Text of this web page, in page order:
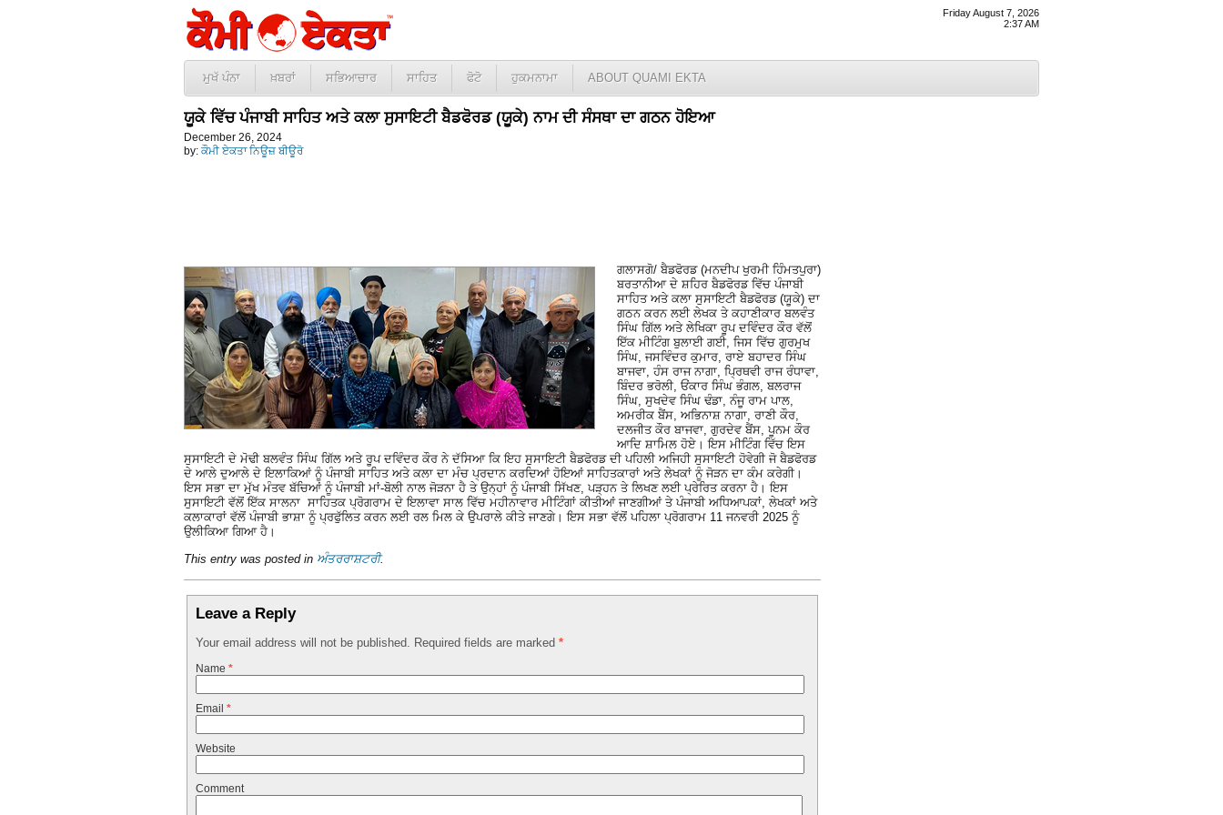
Friday August 7, 2026
2:37 AM
ਮੁਖੱ ਪੰਨਾ ਖ਼ਬਰਾਂ ਸਭਿਆਚਾਰ ਸਾਹਿਤ ਫੋਟੋ ਹੁਕਮਨਾਮਾ ABOUT QUAMI EKTA
ਯੂਕੇ ਵਿੱਚ ਪੰਜਾਬੀ ਸਾਹਿਤ ਅਤੇ ਕਲਾ ਸੁਸਾਇਟੀ ਬੈਡਫੋਰਡ (ਯੂਕੇ) ਨਾਮ ਦੀ ਸੰਸਥਾ ਦਾ ਗਠਨ ਹੋਇਆ
December 26, 2024
by: ਕੌਮੀ ਏਕਤਾ ਨਿਊਜ਼ ਬੀਊਰੋ
ਗਲਾਸਗੋ/ ਬੈਡਫੋਰਡ (ਮਨਦੀਪ ਖੁਰਮੀ ਹਿੰਮਤਪੁਰਾ)
ਬਰਤਾਨੀਆ ਦੇ ਸ਼ਹਿਰ ਬੈਡਫੋਰਡ ਵਿੱਚ ਪੰਜਾਬੀ
ਸਾਹਿਤ ਅਤੇ ਕਲਾ ਸੁਸਾਇਟੀ ਬੈਡਫੋਰਡ (ਯੂਕੇ) ਦਾ
ਗਠਨ ਕਰਨ ਲਈ ਲੇਖਕ ਤੇ ਕਹਾਣੀਕਾਰ ਬਲਵੰਤ
ਸਿੰਘ ਗਿੱਲ ਅਤੇ ਲੇਖਿਕਾ ਰੂਪ ਦਵਿੰਦਰ ਕੌਰ ਵੱਲੋਂ
ਇੱਕ ਮੀਟਿੰਗ ਬੁਲਾਈ ਗਈ, ਜਿਸ ਵਿੱਚ ਗੁਰਮੁਖ
ਸਿੰਘ, ਜਸਵਿੰਦਰ ਕੁਮਾਰ, ਰਾਏ ਬਹਾਦਰ ਸਿੰਘ
ਬਾਜਵਾ, ਹੰਸ ਰਾਜ ਨਾਗਾ, ਪ੍ਰਿਥਵੀ ਰਾਜ ਰੰਧਾਵਾ,
ਬਿੰਦਰ ਭਰੋਲੀ, ਓਂਕਾਰ ਸਿੰਘ ਭੰਗਲ, ਬਲਰਾਜ
ਸਿੰਘ, ਸੁਖਦੇਵ ਸਿੰਘ ਢੰਡਾ, ਨੰਜੂ ਰਾਮ ਪਾਲ,
ਅਮਰੀਕ ਬੈਂਸ, ਅਭਿਨਾਸ਼ ਨਾਗਾ, ਰਾਣੀ ਕੌਰ,
ਦਲਜੀਤ ਕੌਰ ਬਾਜਵਾ, ਗੁਰਦੇਵ ਬੈਂਸ, ਪੂਨਮ ਕੌਰ
ਆਦਿ ਸ਼ਾਮਿਲ ਹੋਏ। ਇਸ ਮੀਟਿੰਗ ਵਿੱਚ ਇਸ
ਸੁਸਾਇਟੀ ਦੇ ਮੋਢੀ ਬਲਵੰਤ ਸਿੰਘ ਗਿੱਲ ਅਤੇ ਰੂਪ ਦਵਿੰਦਰ ਕੌਰ ਨੇ ਦੱਸਿਆ ਕਿ ਇਹ ਸੁਸਾਇਟੀ ਬੈਡਫੋਰਡ ਦੀ ਪਹਿਲੀ ਅਜਿਹੀ ਸੁਸਾਇਟੀ ਹੋਵੇਗੀ ਜੋ ਬੈਡਫੋਰਡ
ਦੇ ਆਲੇ ਦੁਆਲੇ ਦੇ ਇਲਾਕਿਆਂ ਨੂੰ ਪੰਜਾਬੀ ਸਾਹਿਤ ਅਤੇ ਕਲਾ ਦਾ ਮੰਚ ਪ੍ਰਦਾਨ ਕਰਦਿਆਂ ਹੋਇਆਂ ਸਾਹਿਤਕਾਰਾਂ ਅਤੇ ਲੇਖਕਾਂ ਨੂੰ ਜੋੜਨ ਦਾ ਕੰਮ ਕਰੇਗੀ।
ਇਸ ਸਭਾ ਦਾ ਮੁੱਖ ਮੰਤਵ ਬੱਚਿਆਂ ਨੂੰ ਪੰਜਾਬੀ ਮਾਂ-ਬੋਲੀ ਨਾਲ ਜੋੜਨਾ ਹੈ ਤੇ ਉਨ੍ਹਾਂ ਨੂੰ ਪੰਜਾਬੀ ਸਿੱਖਣ, ਪੜ੍ਹਨ ਤੇ ਲਿਖਣ ਲਈ ਪ੍ਰੇਰਿਤ ਕਰਨਾ ਹੈ। ਇਸ
ਸੁਸਾਇਟੀ ਵੱਲੋਂ ਇੱਕ ਸਾਲਨਾ ਸਾਹਿਤਕ ਪ੍ਰੋਗਰਾਮ ਦੇ ਇਲਾਵਾ ਸਾਲ ਵਿੱਚ ਮਹੀਨਾਵਾਰ ਮੀਟਿੰਗਾਂ ਕੀਤੀਆਂ ਜਾਣਗੀਆਂ ਤੇ ਪੰਜਾਬੀ ਅਧਿਆਪਕਾਂ, ਲੇਖਕਾਂ ਅਤੇ
ਕਲਾਕਾਰਾਂ ਵੱਲੋਂ ਪੰਜਾਬੀ ਭਾਸ਼ਾ ਨੂੰ ਪ੍ਰਫੁੱਲਿਤ ਕਰਨ ਲਈ ਰਲ ਮਿਲ ਕੇ ਉਪਰਾਲੇ ਕੀਤੇ ਜਾਣਗੇ। ਇਸ ਸਭਾ ਵੱਲੋਂ ਪਹਿਲਾ ਪ੍ਰੋਗਰਾਮ 11 ਜਨਵਰੀ 2025 ਨੂੰ
ਉਲੀਕਿਆ ਗਿਆ ਹੈ।
This entry was posted in ਅੰਤਰਰਾਸ਼ਟਰੀ.
Leave a Reply
Your email address will not be published. Required fields are marked *
Name *
Email *
Website
Comment